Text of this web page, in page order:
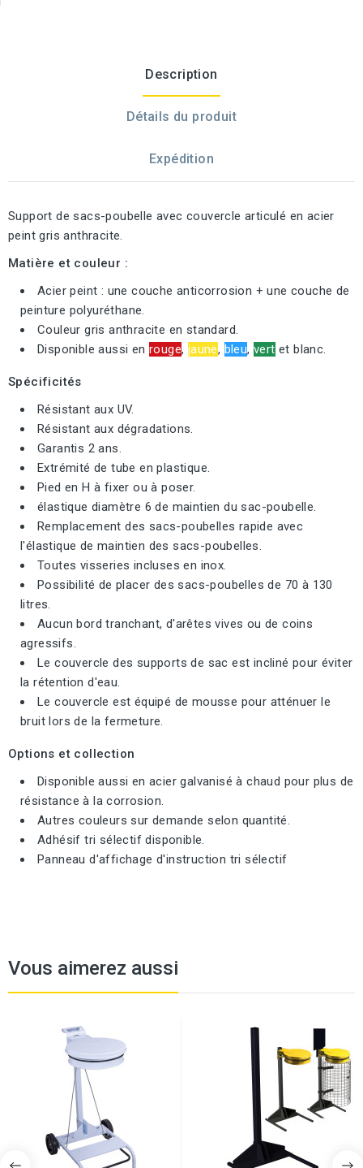
Description
Détails du produit
Expédition
Support de sacs-poubelle avec couvercle articulé en acier
peint gris anthracite.
Matière et couleur :
Acier peint : une couche anticorrosion + une couche de
peinture polyuréthane.
Couleur gris anthracite en standard.
Disponible aussi enrouge, jaune, bleu,vert et blanc.
Spécificités
Résistant aux UV.
Résistant aux dégradations.
Garantis 2 ans.
Extrémité de tube en plastique.
Pied en H à fixer ou à poser.
élastique diamètre 6 de maintien du sac-poubelle.
Remplacement des sacs-poubelles rapide avec
l'élastique de maintien des sacs-poubelles.
Toutes visseries incluses en inox.
Possibilité de placer des sacs-poubelles de 70 à 130
litres.
Aucun bord tranchant, d'arêtes vives ou de coins
agressifs.
Le couvercle des supports de sac est incliné pour éviter
la rétention d'eau.
Le couvercle est équipé de mousse pour atténuer le
bruit lors de la fermeture.
Options et collection
Disponible aussi en acier galvanisé à chaud pour plus de
résistance à la corrosion.
Autres couleurs sur demande selon quantité.
Adhésif tri sélectif disponible.
Panneau d'affichage d'instruction tri sélectif
Vous aimerez aussi